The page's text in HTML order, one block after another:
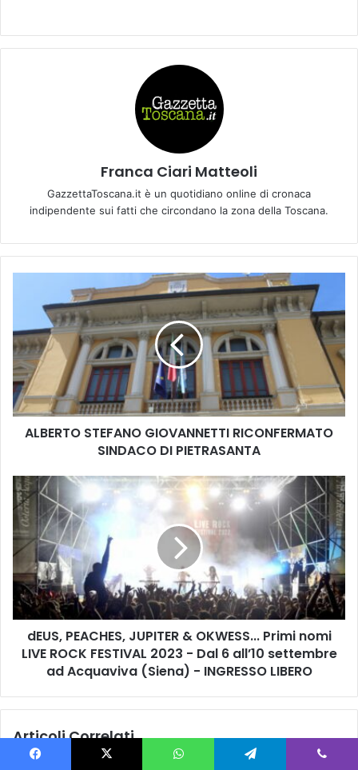
Franca Ciari Matteoli
GazzettaToscana.it è un quotidiano online di cronaca
indipendente sui fatti che circondano la zona della Toscana.
E
R
T
O
S
T
N
O
I
O
A
N
N
R
C
ALBERTO STEFANO GIOVANNETTI RICONFERMATO
SINDACO DI PIETRASANTA
d
E
S
,
P
E
A
C
J
P
dEUS, PEACHES, JUPITER & OKWESS... Primi nomi
LIVE ROCK FESTIVAL 2023 - Dal 6 all’10 settembre
ad Acquaviva (Siena) - INGRESSO LIBERO
Articoli Correlati